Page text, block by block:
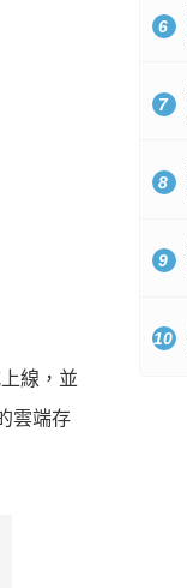
線，並
雲端存
6
7
8
9
10